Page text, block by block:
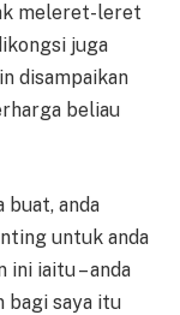
meleret-leret
juga
disampaikan
beliau
buat, anda
untuk anda
iaitu – anda
bagi saya itu